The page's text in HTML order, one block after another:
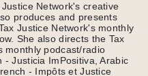
Network's creative
produces and presents
Justice Network's monthly
She also directs the Tax
monthly podcast/radio
- Justicia ImPositiva, Arabic